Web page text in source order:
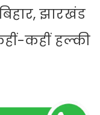
झारखंड
कहीं हल्की